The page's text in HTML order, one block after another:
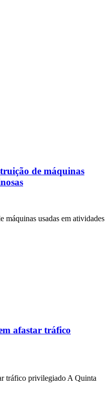
de máquinas
máquinas usadas em atividades
afastar tráfico
tráfico privilegiado A Quinta